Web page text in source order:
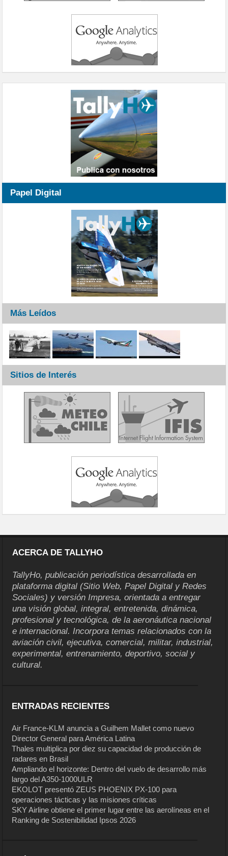
Papel Digital
Más Leídos
Sitios de Interés
ACERCA DE TALLYHO
TallyHo, publicación periodística desarrollada en
plataforma digital (Sitio Web, Papel Digital y Redes
Sociales) y versión Impresa, orientada a entregar
una visión global, integral, entretenida, dinámica,
profesional y tecnológica, de la aeronáutica nacional
e internacional. Incorpora temas relacionados con la
aviación civil, ejecutiva, comercial, militar, industrial,
experimental, entrenamiento, deportivo, social y
cultural.
ENTRADAS RECIENTES
Air France-KLM anuncia a Guilhem Mallet como nuevo
Director General para América Latina
Thales multiplica por diez su capacidad de producción de
radares en Brasil
Ampliando el horizonte: Dentro del vuelo de desarrollo más
largo del A350-1000ULR
EKOLOT presentó ZEUS PHOENIX PX-100 para
operaciones tácticas y las misiones críticas
SKY Airline obtiene el primer lugar entre las aerolíneas en el
Ranking de Sostenibilidad Ipsos 2026